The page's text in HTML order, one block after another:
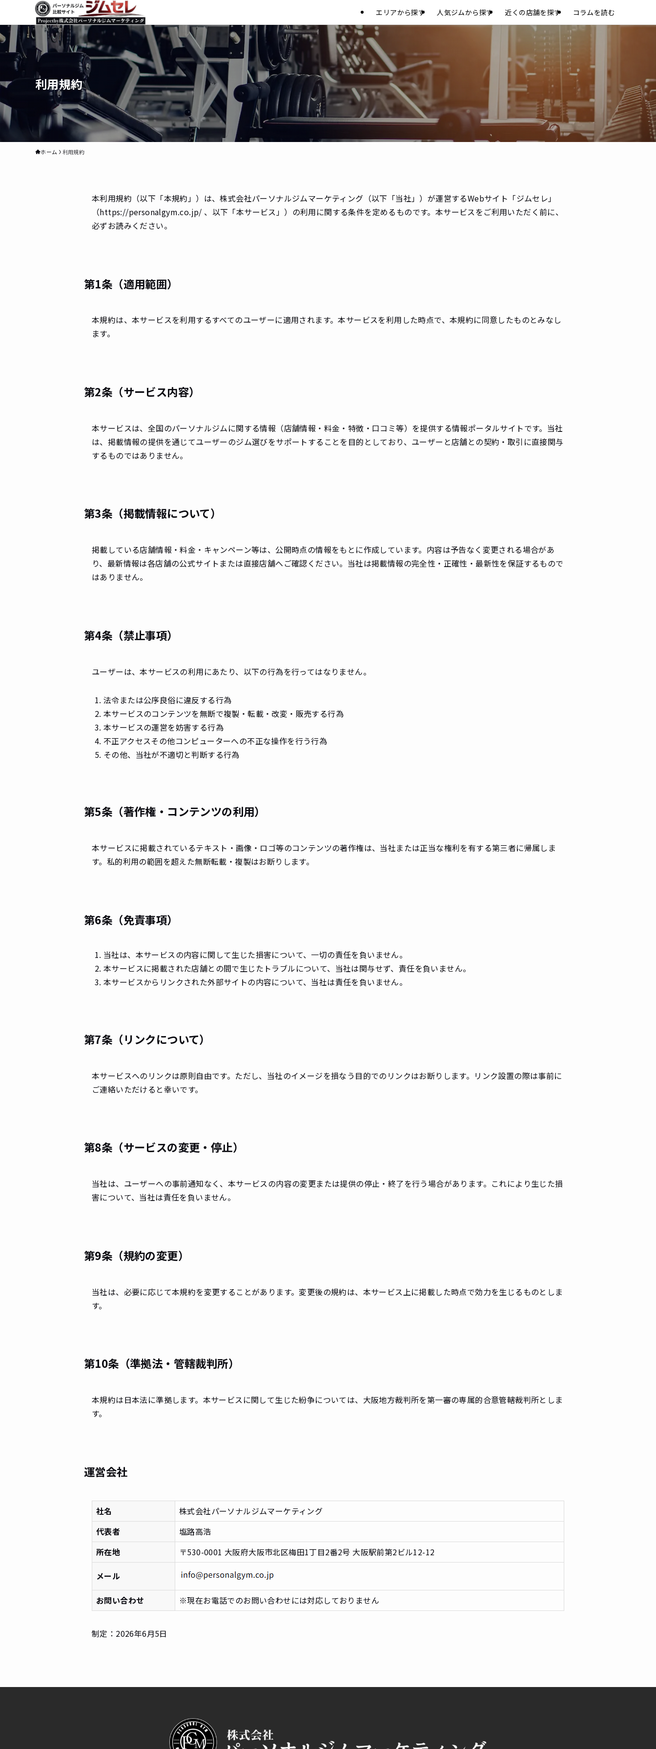
エリアから探す 人気ジムから探す 近くの店舗を探す コラムを読む
利用規約
ホーム 利用規約
本利用規約（以下「本規約」）は、株式会社パーソナルジムマーケティング（以下「当社」）が運営するWebサイト「ジムセレ」
（https://personalgym.co.jp/ 、以下「本サービス」）の利用に関する条件を定めるものです。本サービスをご利用いただく前に、
必ずお読みください。
第1条（適用範囲）
本規約は、本サービスを利用するすべてのユーザーに適用されます。本サービスを利用した時点で、本規約に同意したものとみなし
ます。
第2条（サービス内容）
本サービスは、全国のパーソナルジムに関する情報（店舗情報・料金・特徴・口コミ等）を提供する情報ポータルサイトです。当社
は、掲載情報の提供を通じてユーザーのジム選びをサポートすることを目的としており、ユーザーと店舗との契約・取引に直接関与
するものではありません。
第3条（掲載情報について）
掲載している店舗情報・料金・キャンペーン等は、公開時点の情報をもとに作成しています。内容は予告なく変更される場合があ
り、最新情報は各店舗の公式サイトまたは直接店舗へご確認ください。当社は掲載情報の完全性・正確性・最新性を保証するもので
はありません。
第4条（禁止事項）
ユーザーは、本サービスの利用にあたり、以下の行為を行ってはなりません。
法令または公序良俗に違反する行為
本サービスのコンテンツを無断で複製・転載・改変・販売する行為
本サービスの運営を妨害する行為
不正アクセスその他コンピューターへの不正な操作を行う行為
その他、当社が不適切と判断する行為
第5条（著作権・コンテンツの利用）
本サービスに掲載されているテキスト・画像・ロゴ等のコンテンツの著作権は、当社または正当な権利を有する第三者に帰属しま
す。私的利用の範囲を超えた無断転載・複製はお断りします。
第6条（免責事項）
当社は、本サービスの内容に関して生じた損害について、一切の責任を負いません。
本サービスに掲載された店舗との間で生じたトラブルについて、当社は関与せず、責任を負いません。
本サービスからリンクされた外部サイトの内容について、当社は責任を負いません。
第7条（リンクについて）
本サービスへのリンクは原則自由です。ただし、当社のイメージを損なう目的でのリンクはお断りします。リンク設置の際は事前に
ご連絡いただけると幸いです。
第8条（サービスの変更・停止）
当社は、ユーザーへの事前通知なく、本サービスの内容の変更または提供の停止・終了を行う場合があります。これにより生じた損
害について、当社は責任を負いません。
第9条（規約の変更）
当社は、必要に応じて本規約を変更することがあります。変更後の規約は、本サービス上に掲載した時点で効力を生じるものとしま
す。
第10条（準拠法・管轄裁判所）
本規約は日本法に準拠します。本サービスに関して生じた紛争については、大阪地方裁判所を第一審の専属的合意管轄裁判所としま
す。
運営会社
社名
株式会社パーソナルジムマーケティング
代表者
塩路高浩
所在地
〒530-0001 大阪府大阪市北区梅田1丁目2番2号 大阪駅前第2ビル12-12
メール
お問い合わせ ※現在お電話でのお問い合わせには対応しておりません
制定：2026年6月5日